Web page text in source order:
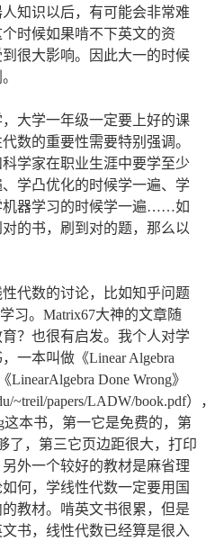
知识以后，有可能会非常难
时候如果啃不下英文的资
很大影响。因此大一的时候
大学一年级一定要上好的课
数的重要性需要特别强调。
学家在职业生涯中要学至少
学凸优化的时候学一遍、学
机器学习的时候学一遍……如
的书，刷到对的题，那么以
代数的讨论，比如知乎问题
习。Matrix67大神的文章随
？也很有启发。我个人对学
一本叫做《Linear Algebra
Done Wrong》
~treil/papers/LADW/book.pdf），
这本书，第一它是免费的，第
了，第三它页边距很大，打印
外一个较好的教材是麻省理
何，学线性代数一定要用国
教材。啃英文书很累，但是
书，线性代数已经算是很入